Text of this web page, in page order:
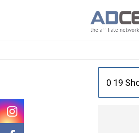
the affiliate network